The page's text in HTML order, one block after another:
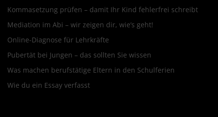
Kommasetzung prüfen – damit Ihr Kind fehlerfrei schreibt
Mediation im Abi – wir zeigen dir, wie’s geht!
Online-Diagnose für Lehrkräfte
Pubertät bei Jungen – das sollten Sie wissen
Was machen berufstätige Eltern in den Schulferien
Wie du ein Essay verfasst